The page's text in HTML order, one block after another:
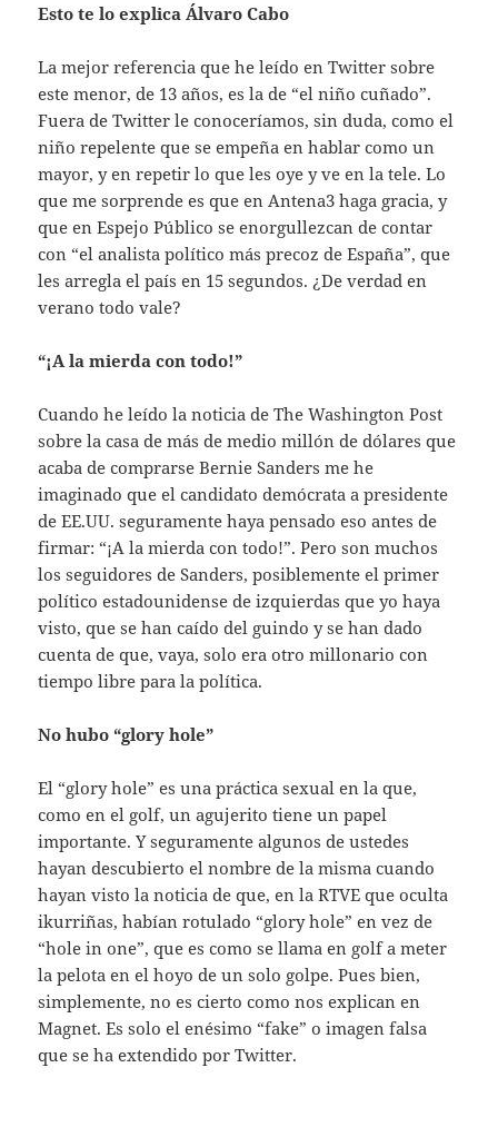
Esto te lo explica Álvaro Cabo
La mejor referencia que he leído en Twitter sobre
este menor, de 13 años, es la de “el niño cuñado”.
Fuera de Twitter le conoceríamos, sin duda, como el
niño repelente que se empeña en hablar como un
mayor, y en repetir lo que les oye y ve en la tele. Lo
que me sorprende es que en Antena3 haga gracia, y
que en Espejo Público se enorgullezcan de contar
con “el analista político más precoz de España”, que
les arregla el país en 15 segundos. ¿De verdad en
verano todo vale?
“¡A la mierda con todo!”
Cuando he leído la noticia de The Washington Post
sobre la casa de más de medio millón de dólares que
acaba de comprarse Bernie Sanders me he
imaginado que el candidato demócrata a presidente
de EE.UU. seguramente haya pensado eso antes de
firmar: “¡A la mierda con todo!”. Pero son muchos
los seguidores de Sanders, posiblemente el primer
político estadounidense de izquierdas que yo haya
visto, que se han caído del guindo y se han dado
cuenta de que, vaya, solo era otro millonario con
tiempo libre para la política.
No hubo “glory hole”
El “glory hole” es una práctica sexual en la que,
como en el golf, un agujerito tiene un papel
importante. Y seguramente algunos de ustedes
hayan descubierto el nombre de la misma cuando
hayan visto la noticia de que, en la RTVE que oculta
ikurriñas, habían rotulado “glory hole” en vez de
“hole in one”, que es como se llama en golf a meter
la pelota en el hoyo de un solo golpe. Pues bien,
simplemente, no es cierto como nos explican en
Magnet. Es solo el enésimo “fake” o imagen falsa
que se ha extendido por Twitter.